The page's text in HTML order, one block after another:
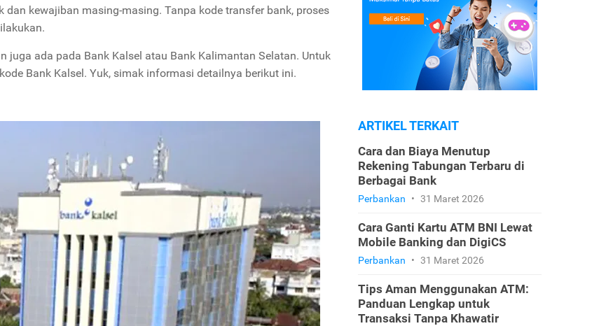
kewajiban masing-masing. Tanpa kode transfer bank, proses
juga ada pada Bank Kalsel atau Bank Kalimantan Selatan. Untuk
Bank Kalsel. Yuk, simak informasi detailnya berikut ini.
ARTIKEL TERKAIT
Cara dan Biaya Menutup
Rekening Tabungan Terbaru di
Berbagai Bank
Perbankan • 31 Maret 2026
Cara Ganti Kartu ATM BNI Lewat
Mobile Banking dan DigiCS
Perbankan • 31 Maret 2026
Tips Aman Menggunakan ATM:
Panduan Lengkap untuk
Transaksi Tanpa Khawatir